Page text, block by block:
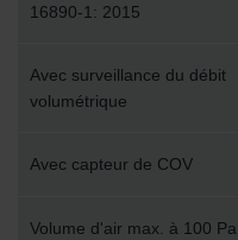
16890-1: 2015
Avec surveillance du débit
volumétrique
Avec capteur de COV
Volume d'air max. à 100 Pa